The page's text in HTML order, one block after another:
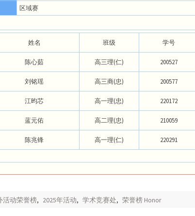
区域赛
姓名 班级 学号
陈心茹 高三理(仁) 200527
刘铭瑶 高三商(忠) 200577
江昀芯 高一理(忠) 220172
蓝元佑 高二理(忠) 210059
陈兆锋 高一理(仁) 220291
活动荣誉榜, 2025年活动, 学术竞赛处, 荣誉榜 Honor